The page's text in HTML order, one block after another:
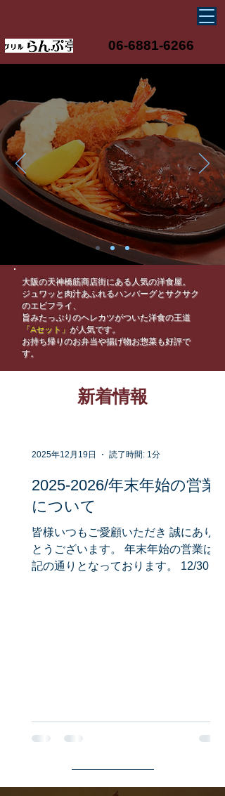
06-6881-6266
大阪の天神橋筋商店街にある人気の洋食屋。
ジュワッと肉汁あふれるハンバーグとサクサク
のエビフライ、
旨みたっぷりのヘレカツがついた洋食の王道
「Aセット」 が人気です。
​お持ち帰りのお弁当や揚げ物お惣菜も好評で
す。
新着情報
2025-2026/年末年始の営業
について
皆様いつもご愛顧いただき 誠にありが
とうございます。 年末年始の営業は下
記の通りとなっております。 12/30ま
2025年12月19日 読了時間: 1分